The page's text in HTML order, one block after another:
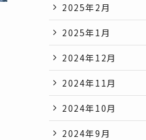
2025年2月
2025年1月
2024年12月
2024年11月
2024年10月
2024年9月